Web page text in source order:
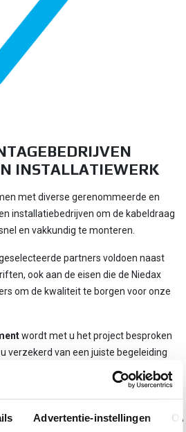
Advertentie-instellingen
INSTALLATIEWERK
met diverse gerenommeerde en
installatiebedrijven om de kabeldraag
en vakkundig te monteren.
partners voldoen naast
ook aan de eisen die de Niedax
om de kwaliteit te borgen voor onze
wordt met u het project besproken
verzekerd van een juiste begeleiding
Van begin tot oplevering, wel zo